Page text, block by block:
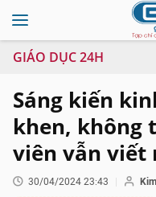
GIÁO DỤC 24H
Sáng kiến
khen, không
viên vẫn viết
30/04/2024 23:43